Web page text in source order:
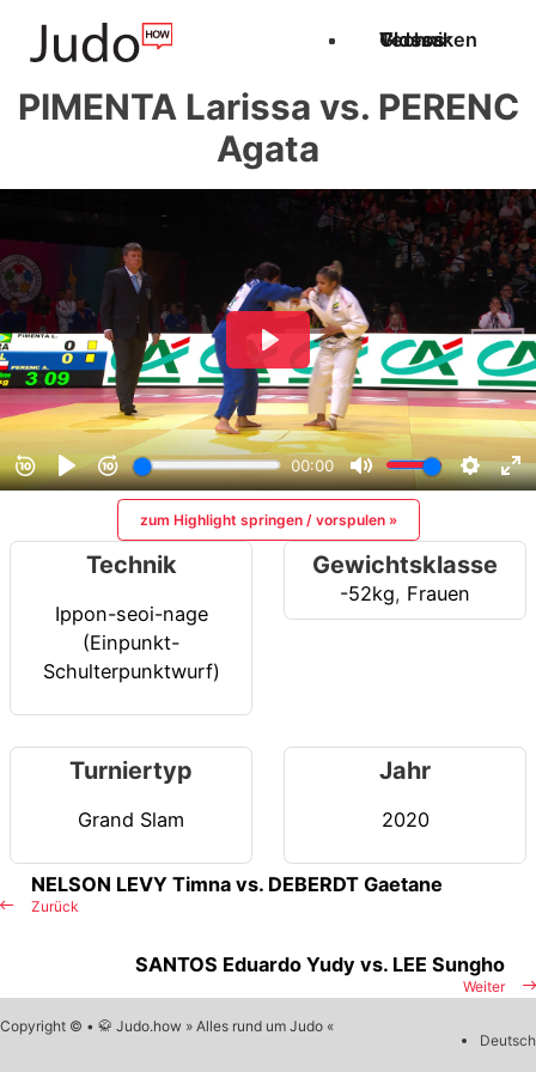
Techniken
Videos
Glossar
PIMENTA Larissa vs. PERENC
Agata
zum Highlight springen / vorspulen »
Technik
Ippon-seoi-nage
(Einpunkt-
Schulterpunktwurf)
Gewichtsklasse
-52kg, Frauen
Turniertyp
Grand Slam
Jahr
2020
Zurück
NELSON LEVY Timna vs. DEBERDT Gaetane
Weiter
SANTOS Eduardo Yudy vs. LEE Sungho
Copyright © • 🥋 Judo.how » Alles rund um Judo «
Deutsch